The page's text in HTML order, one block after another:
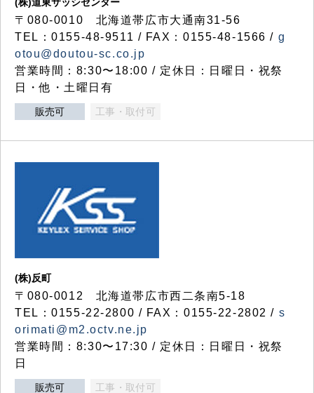
〒080-0010 北海道帯広市大通南31-56
TEL：0155-48-9511 / FAX：0155-48-1566 / g
otou@doutou-sc.co.jp
営業時間：8:30〜18:00 / 定休日：日曜日・祝祭
日・他・土曜日有
販売可 工事・取付可
(株)反町
〒080-0012 北海道帯広市西二条南5-18
TEL：0155-22-2800 / FAX：0155-22-2802 / s
orimati@m2.octv.ne.jp
営業時間：8:30〜17:30 / 定休日：日曜日・祝祭
日
販売可 工事・取付可